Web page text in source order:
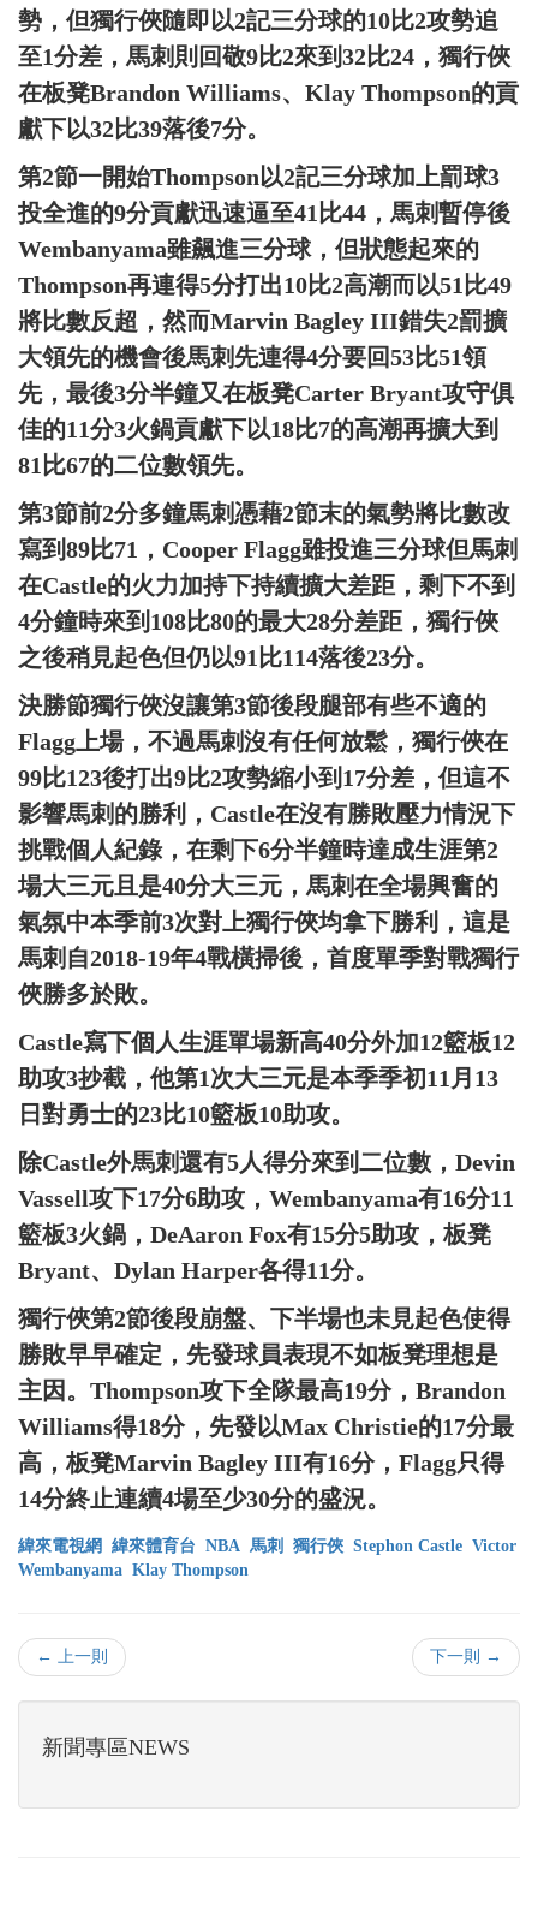
勢，但獨行俠隨即以2記三分球的10比2攻勢追
至1分差，馬刺則回敬9比2來到32比24，獨行俠
在板凳Brandon Williams、Klay Thompson的貢
獻下以32比39落後7分。
第2節一開始Thompson以2記三分球加上罰球3
投全進的9分貢獻迅速逼至41比44，馬刺暫停後
Wembanyama雖飆進三分球，但狀態起來的
Thompson再連得5分打出10比2高潮而以51比49
將比數反超，然而Marvin Bagley III錯失2罰擴
大領先的機會後馬刺先連得4分要回53比51領
先，最後3分半鐘又在板凳Carter Bryant攻守俱
佳的11分3火鍋貢獻下以18比7的高潮再擴大到
81比67的二位數領先。
第3節前2分多鐘馬刺憑藉2節末的氣勢將比數改
寫到89比71，Cooper Flagg雖投進三分球但馬刺
在Castle的火力加持下持續擴大差距，剩下不到
4分鐘時來到108比80的最大28分差距，獨行俠
之後稍見起色但仍以91比114落後23分。
決勝節獨行俠沒讓第3節後段腿部有些不適的
Flagg上場，不過馬刺沒有任何放鬆，獨行俠在
99比123後打出9比2攻勢縮小到17分差，但這不
影響馬刺的勝利，Castle在沒有勝敗壓力情況下
挑戰個人紀錄，在剩下6分半鐘時達成生涯第2
場大三元且是40分大三元，馬刺在全場興奮的
氣氛中本季前3次對上獨行俠均拿下勝利，這是
馬刺自2018-19年4戰橫掃後，首度單季對戰獨行
俠勝多於敗。
Castle寫下個人生涯單場新高40分外加12籃板12
助攻3抄截，他第1次大三元是本季季初11月13
日對勇士的23比10籃板10助攻。
除Castle外馬刺還有5人得分來到二位數，Devin
Vassell攻下17分6助攻，Wembanyama有16分11
籃板3火鍋，DeAaron Fox有15分5助攻，板凳
Bryant、Dylan Harper各得11分。
獨行俠第2節後段崩盤、下半場也未見起色使得
勝敗早早確定，先發球員表現不如板凳理想是
主因。Thompson攻下全隊最高19分，Brandon
Williams得18分，先發以Max Christie的17分最
高，板凳Marvin Bagley III有16分，Flagg只得
14分終止連續4場至少30分的盛況。
緯來電視網 緯來體育台 NBA 馬刺 獨行俠 Stephon Castle Victor
Wembanyama Klay Thompson
← 上一則 下一則 →
新聞專區NEWS